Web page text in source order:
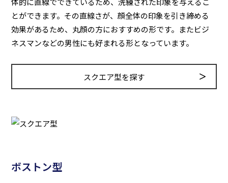
とができます。その直線さが、顔全体の印象を引き締める
効果があるため、丸顔の方におすすめの形です。またビジ
ネスマンなどの男性にも好まれる形となっています。
スクエア型を探す
ボストン型